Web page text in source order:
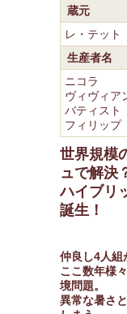
蔵元
レ・テット
生産者名
ニコラ
ヴィヴィア
バティスト
フィリップ
世界規模
ュで解決
ハイブリ
誕生！
仲良し4人組
ここ数年様
境問題。
異常な暑さ